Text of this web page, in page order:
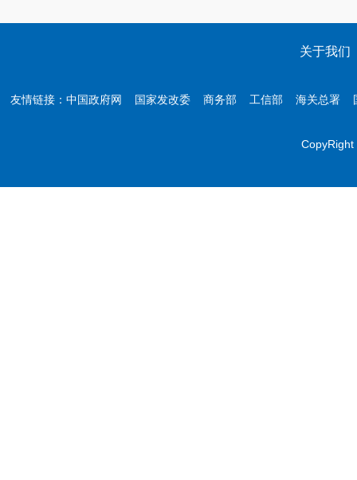
关于我们
友情链接： 中国政府网 国家发改委 商务部 工信部 海关总署